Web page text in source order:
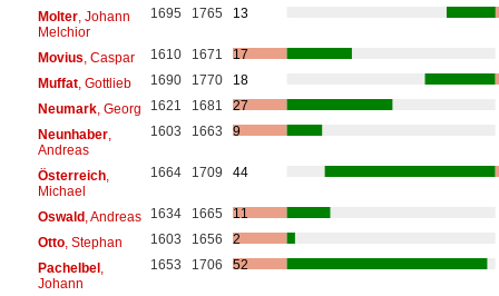
Molter, Johann
Melchior
1695 1765 13
Movius , Caspar 1610 1671
17
Muffat, Gottlieb 1690 1770
18
Neumark, Georg 1621 1681
27
Neunhaber,
Andreas
1603 1663 9
Österreich,
Michael
1664 1709 44
Oswald, Andreas 1634 1665
11
Otto, Stephan 1603 1656
2
Pachelbel,
Johann
1653 1706 52